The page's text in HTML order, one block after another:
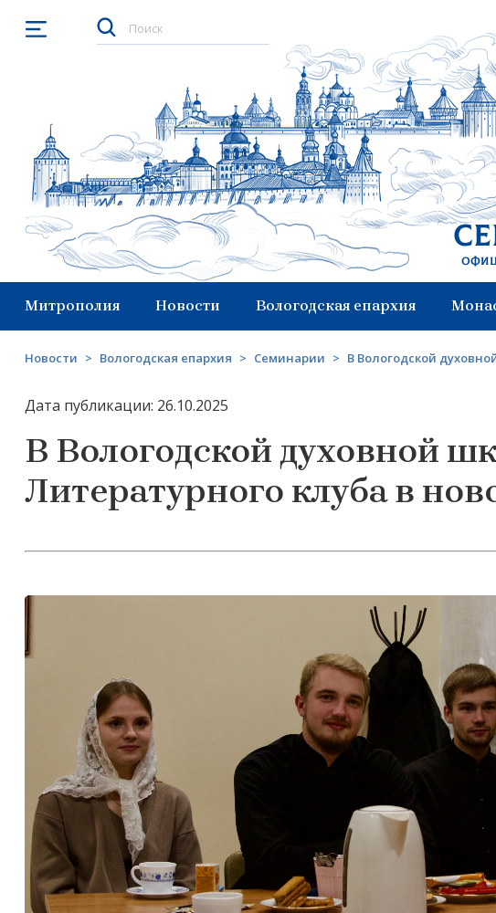
Открыть меню
Митрополия Новости Вологодская епархия
Новости > Вологодская епархия > Семинарии > В Вологодской
Дата публикации: 26.10.2025
В Вологодской духовной
Литературного клуба в